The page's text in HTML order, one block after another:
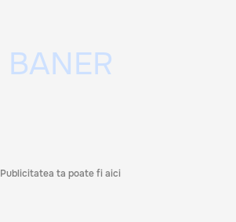
Publicitatea ta poate fi aici